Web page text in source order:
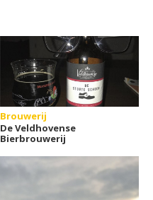
Brouwerij
De Veldhovense
Bierbrouwerij